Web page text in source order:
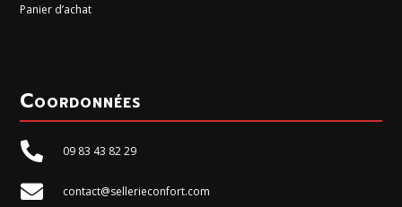
Panier d’achat
Coordonnées
 09 83 43 82 29
 contact@sellerieconfort.com